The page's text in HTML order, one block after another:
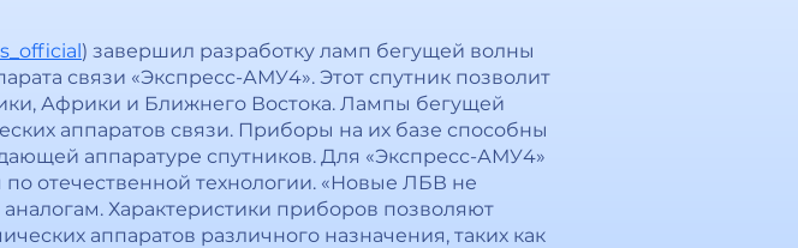
) завершил разработку ламп бегущей волны
связи «Экспресс-АМУ4». Этот спутник позволит
Африки и Ближнего Востока. Лампы бегущей
аппаратов связи. Приборы на их базе способны
аппаратуре спутников. Для «Экспресс-АМУ4»
отечественной технологии. «Новые ЛБВ не
Характеристики приборов позволяют
аппаратов различного назначения, таких как